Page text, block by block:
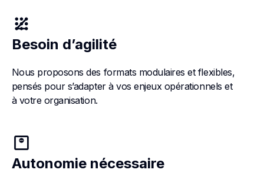
patternur
Besoin d’agilité
Nous proposons des formats modulaires et flexibles,
pensés pour s’adapter à vos enjeux opérationnels et
à votre organisation.
monitor_weight_gain
Autonomie nécessaire